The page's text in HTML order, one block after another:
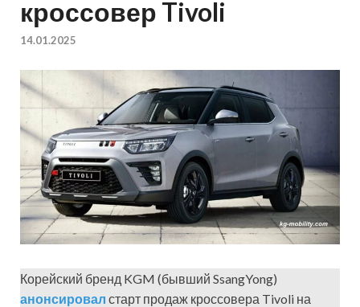
кроссовер Tivoli
14.01.2025
Корейский бренд KGM (бывший SsangYong)
анонсировал старт продаж кроссовера Tivoli на